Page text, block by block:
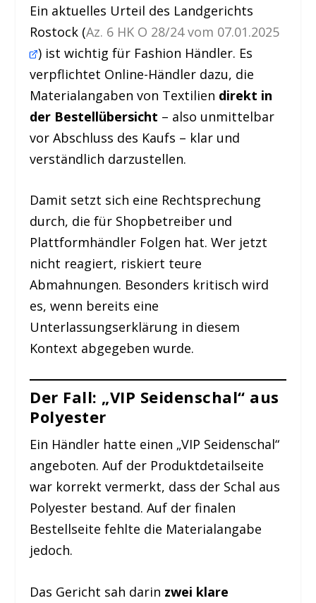
Ein aktuelles Urteil des Landgerichts
Rostock (Az. 6 HK O 28/24 vom 07.01.2025
) ist wichtig für Fashion Händler. Es
verpflichtet Online-Händler dazu, die
Materialangaben von Textilien direkt in
der Bestellübersicht – also unmittelbar
vor Abschluss des Kaufs – klar und
verständlich darzustellen.
Damit setzt sich eine Rechtsprechung
durch, die für Shopbetreiber und
Plattformhändler Folgen hat. Wer jetzt
nicht reagiert, riskiert teure
Abmahnungen. Besonders kritisch wird
es, wenn bereits eine
Unterlassungserklärung in diesem
Kontext abgegeben wurde.
Der Fall: „VIP Seidenschal“ aus
Polyester
Ein Händler hatte einen „VIP Seidenschal“
angeboten. Auf der Produktdetailseite
war korrekt vermerkt, dass der Schal aus
Polyester bestand. Auf der finalen
Bestellseite fehlte die Materialangabe
jedoch.
Das Gericht sah darin zwei klare